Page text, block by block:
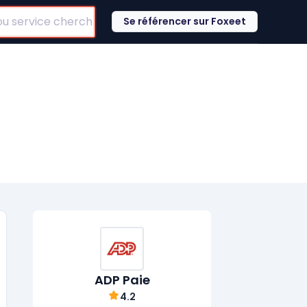
Se référencer sur Foxeet
ADP Paie
4.2